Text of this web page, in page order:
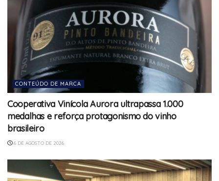
CONTEÚDO DE MARCA
Cooperativa Vinícola Aurora ultrapassa 1.000
medalhas e reforça protagonismo do vinho
brasileiro
6 DE AGOSTO DE 2026